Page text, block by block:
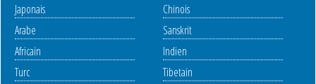
Japonais
Arabe
Africain
Turc
Chinois
Sanskrit
Indien
Tibetain